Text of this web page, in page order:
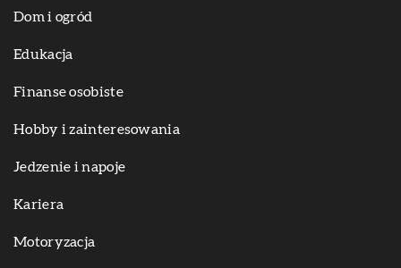
Dom i ogród
Edukacja
Finanse osobiste
Hobby i zainteresowania
Jedzenie i napoje
Kariera
Motoryzacja